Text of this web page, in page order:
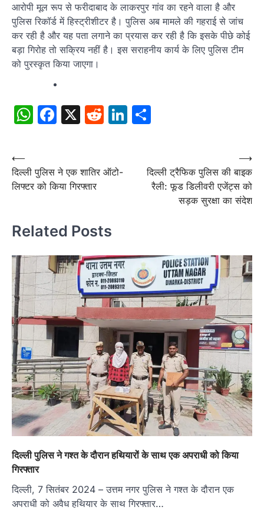
आरोपी मूल रूप से फरीदाबाद के लाकरपुर गांव का रहने वाला है और
पुलिस रिकॉर्ड में हिस्ट्रीशीटर है। पुलिस अब मामले की गहराई से जांच
कर रही है और यह पता लगाने का प्रयास कर रही है कि इसके पीछे कोई
बड़ा गिरोह तो सक्रिय नहीं है। इस सराहनीय कार्य के लिए पुलिस टीम
को पुरस्कृत किया जाएगा।
WhatsApp
Facebook
X RedditLinkedIn
Post
navigation
⟵
दिल्ली पुलिस ने एक शातिर ऑटो-
लिफ्टर को किया गिरफ्तार
दिल्ली ट्रैफिक पुलिस की बाइक
रैली: फूड डिलीवरी एजेंट्स को
सड़क सुरक्षा का संदेश
⟶
Related Posts
दिल्ली पुलिस ने गश्त के दौरान हथियारों के साथ एक अपराधी को किया
गिरफ्तार
दिल्ली, 7 सितंबर 2024 – उत्तम नगर पुलिस ने गश्त के दौरान एक
अपराधी को अवैध हथियार के साथ गिरफ्तार…